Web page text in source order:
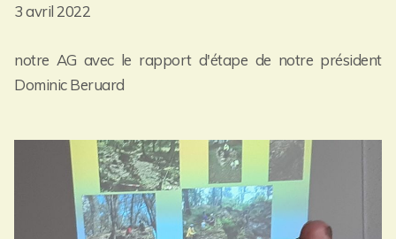
3 avril 2022
notre AG avec le rapport d'étape de notre président
Dominic Beruard